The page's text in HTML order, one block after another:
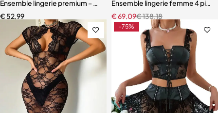
Ensemble lingerie premium – Dentelle fine, maille légère et effet
€ 52,99
Ensemble lingerie femme 4
€138,18
€69,09
-75%